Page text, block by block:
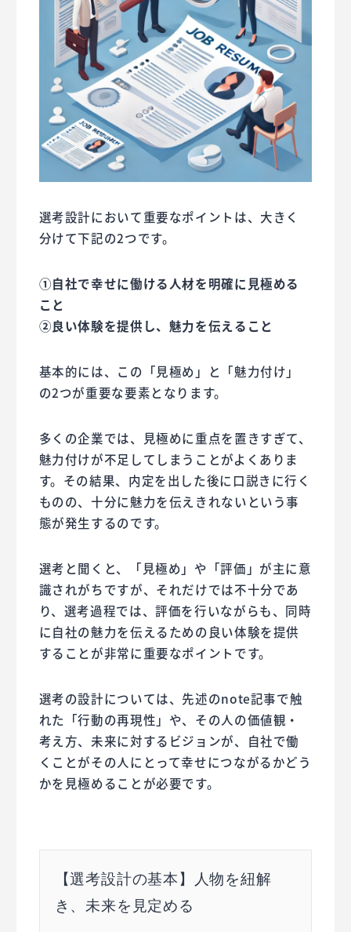
選考設計において重要なポイントは、大きく
分けて下記の2つです。
①自社で幸せに働ける人材を明確に見極める
こと
②良い体験を提供し、魅力を伝えること
基本的には、この「見極め」と「魅力付け」
の2つが重要な要素となります。
多くの企業では、見極めに重点を置きすぎて、
魅力付けが不足してしまうことがよくありま
す。その結果、内定を出した後に口説きに行く
ものの、十分に魅力を伝えきれないという事
態が発生するのです。
選考と聞くと、「見極め」や「評価」が主に意
識されがちですが、それだけでは不十分であ
り、選考過程では、評価を行いながらも、同時
に自社の魅力を伝えるための良い体験を提供
することが非常に重要なポイントです。
選考の設計については、先述のnote記事で触
れた「行動の再現性」や、その人の価値観・
考え方、未来に対するビジョンが、自社で働
くことがその人にとって幸せにつながるかどう
かを見極めることが必要です。
【選考設計の基本】人物を紐解
き、未来を見定める